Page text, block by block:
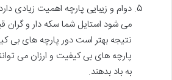
دوام و زیبایی پارچه اهمیت زیادی
می شود استایل شما سکه دار و گران
نتیجه بهتر است دور پارچه های بی
پارچه های بی کیفیت و ارزان می
به باد بدهند.